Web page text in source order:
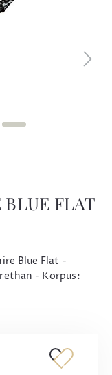
BLUE FLAT
Blue Flat -
- Korpus: